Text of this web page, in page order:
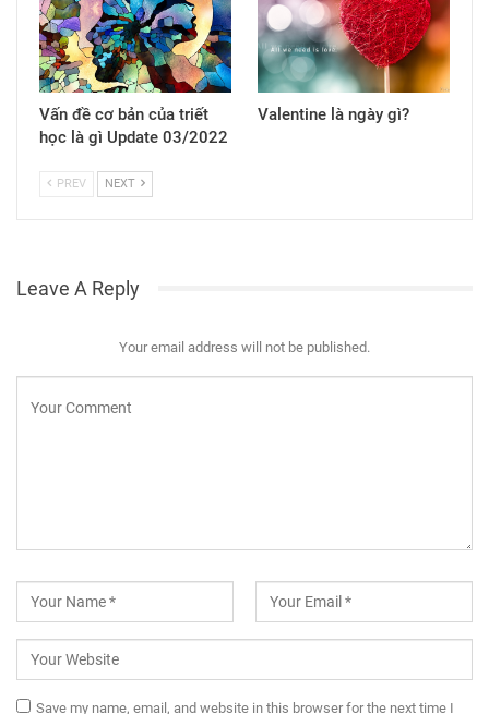
Vấn đề cơ bản của triết
học là gì Update 03/2022
Valentine là ngày gì?
PREV NEXT
Leave A Reply
Your email address will not be published.
Save my name, email, and website in this browser for the next time I